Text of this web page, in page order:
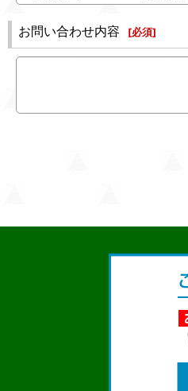
お問い合わせ内容 [必須]